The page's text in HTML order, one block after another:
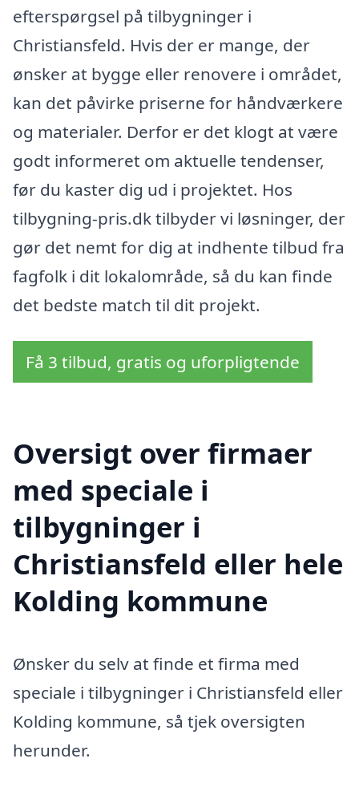
efterspørgsel på tilbygninger i
Christiansfeld. Hvis der er mange, der
ønsker at bygge eller renovere i området,
kan det påvirke priserne for håndværkere
og materialer. Derfor er det klogt at være
godt informeret om aktuelle tendenser,
før du kaster dig ud i projektet. Hos
tilbygning-pris.dk tilbyder vi løsninger, der
gør det nemt for dig at indhente tilbud fra
fagfolk i dit lokalområde, så du kan finde
det bedste match til dit projekt.
Få 3 tilbud, gratis og uforpligtende
Oversigt over firmaer
med speciale i
tilbygninger i
Christiansfeld eller hele
Kolding kommune
Ønsker du selv at finde et firma med
speciale i tilbygninger i Christiansfeld eller
Kolding kommune, så tjek oversigten
herunder.